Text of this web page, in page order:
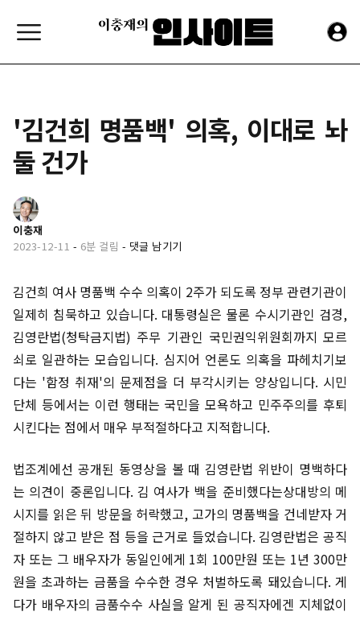
'김건희 명품백' 의혹, 이대로 놔
둘 건가
이충재
2023-12-11 - 6분 걸림 - 댓글 남기기
김건희 여사 명품백 수수 의혹이 2주가 되도록 정부 관련기관이
일제히 침묵하고 있습니다. 대통령실은 물론 수시기관인 검경,
김영란법(청탁금지법) 주무 기관인 국민권익위원회까지 모르
쇠로 일관하는 모습입니다. 심지어 언론도 의혹을 파헤치기보
다는 '함정 취재'의 문제점을 더 부각시키는 양상입니다. 시민
단체 등에서는 이런 행태는 국민을 모욕하고 민주주의를 후퇴
시킨다는 점에서 매우 부적절하다고 지적합니다.
법조계에선 공개된 동영상을 볼 때 김영란법 위반이 명백하다
는 의견이 중론입니다. 김 여사가 백을 준비했다는상대방의 메
시지를 읽은 뒤 방문을 허락했고, 고가의 명품백을 건네받자 거
절하지 않고 받은 점 등을 근거로 들었습니다. 김영란법은 공직
자 또는 그 배우자가 동일인에게 1회 100만원 또는 1년 300만
원을 초과하는 금품을 수수한 경우 처벌하도록 돼있습니다. 게
다가 배우자의 금품수수 사실을 알게 된 공직자에겐 지체없이